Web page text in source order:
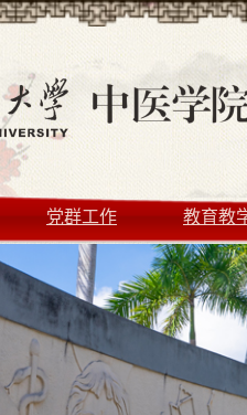
党群工作 教育教